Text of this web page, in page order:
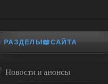
РАЗДЕЛЫ📖САЙТА
Новости и анонсы